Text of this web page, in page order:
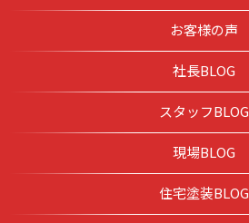
お客様の声
社長BLOG
スタッフBLOG
現場BLOG
住宅塗装BLOG